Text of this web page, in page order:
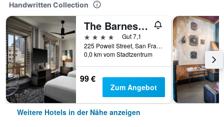
Handwritten Collection
The Barnes San Francisco, Tapestry Collection by Hilton
4 Sterne
Gut 7,1
225 Powell Street, San Francisco, CA, USA
0,0 km vom Stadtzentrum
99 €
Zum Angebot
Weitere Hotels in der Nähe anzeigen